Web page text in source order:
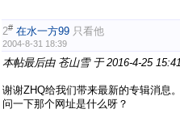
2# 在水一方99 只看他
2004-8-31 18:39
本帖最后由 苍山雪 于 2016-4-25
谢谢ZHQ给我们带来最新的专辑消息。
问一下那个网址是什么呀？